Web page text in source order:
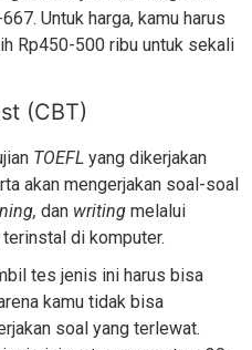
Untuk harga, kamu harus
Rp450-500 ribu untuk sekali
(CBT)
TOEFL yang dikerjakan
akan mengerjakan soal-soal
dan writing melalui
di komputer.
tes jenis ini harus bisa
kamu tidak bisa
soal yang terlewat.